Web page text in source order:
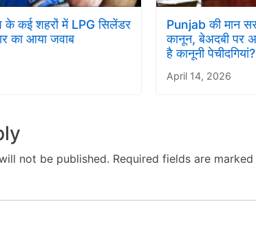
कई शहरों में LPG सिलेंडर
का आया जवाब
Punjab की मान
कानून, बेअदबी पर
है कानूनी पेचीदगियां?
April 14, 2026
not be published. Required fields are marked